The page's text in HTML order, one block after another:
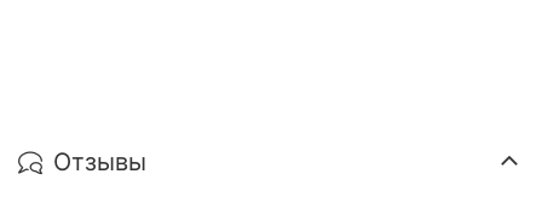
Отзывы